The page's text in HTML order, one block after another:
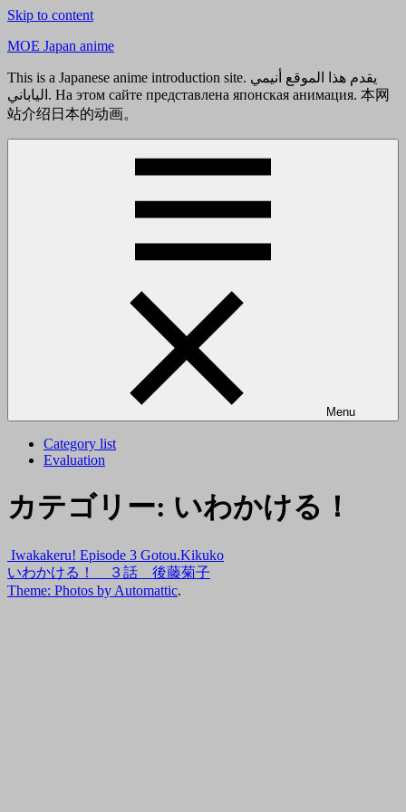
Skip to content
MOE Japan anime
This is a Japanese anime introduction site. يقدم هذا الموقع أنيمي
الياباني. На этом сайте представлена японская анимация. 本网
站介绍日本的动画。
Menu
Category list
Evaluation
カテゴリー: いわかける！
Iwakakeru! Episode 3 Gotou.Kikuko
いわかける！ ３話 後藤菊子
Theme: Photos by Automattic.